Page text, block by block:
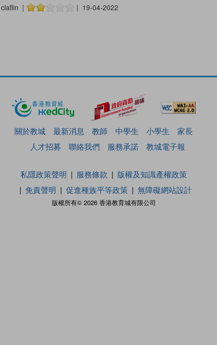
claflin | | 19-04-2022
關於教城 最新消息 教師 中學生 小學生
家長
人才招募
聯絡我們 服務承諾 教城電子報
版權所有© 2026 香港教育城有限公司
私隱政策聲明 服務條款
版權及知識產權政策
免責聲明
促進種族平等政策 無障礙網站設計